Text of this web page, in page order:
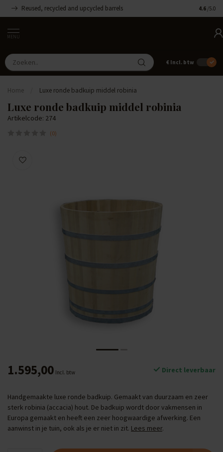
Reused, recycled and upcycled barrels 4.6 /5.0
MENU
€ Incl. btw
Home Luxe ronde badkuip middel robinia
Luxe ronde badkuip middel robinia
Artikelcode: 274
(0)
1.595,00 Incl. btw Direct leverbaar
Handgemaakte luxe ronde badkuip. Gemaakt van duurzaam en zeer
sterk robinia (accacia) hout. De badkuip wordt door vakmensen in
Europa gemaakt en heeft een zeer hoogwaardige afwerking. Een
aanwinst in je tuin, ook als je er niet in zit. Lees meer.